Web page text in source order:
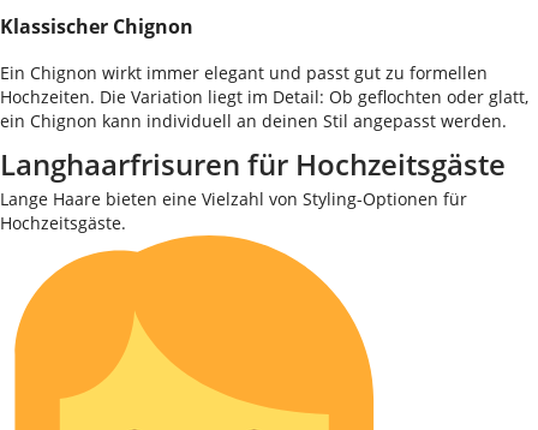
Klassischer Chignon
Ein Chignon wirkt immer elegant und passt gut zu formellen
Hochzeiten. Die Variation liegt im Detail: Ob geflochten oder glatt,
ein Chignon kann individuell an deinen Stil angepasst werden.
Langhaarfrisuren für Hochzeitsgäste
Lange Haare bieten eine Vielzahl von Styling-Optionen für
Hochzeitsgäste.